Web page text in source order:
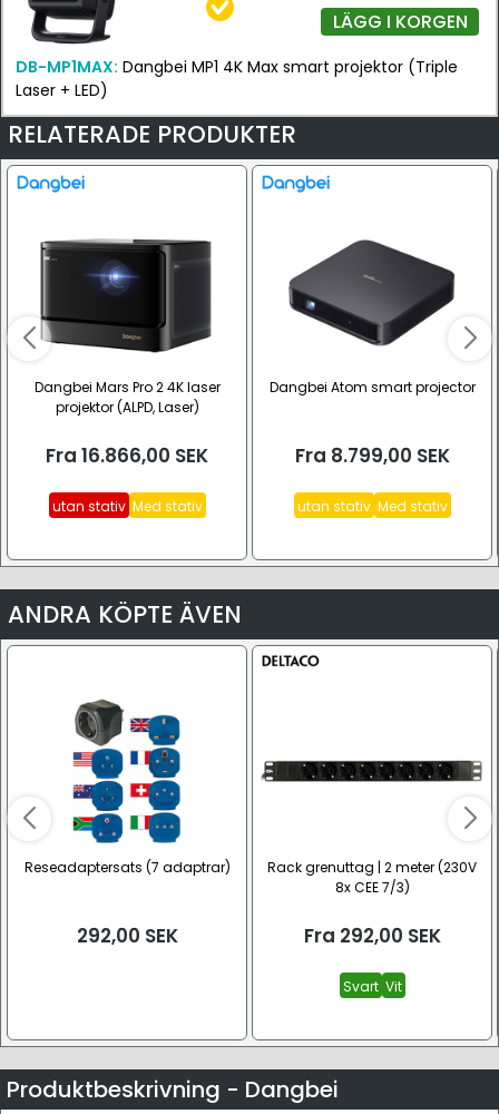
LÄGG I KORGEN
DB-MP1MAX: Dangbei MP1 4K Max smart projektor (Triple
Laser + LED)
RELATERADE PRODUKTER
Dangbei Mars Pro 2 4K laser
projektor (ALPD, Laser)
Fra 16.866,00 SEK
utan stativ Med stativ
Dangbei Atom smart projector
Fra 8.799,00 SEK
utan stativ Med stativ
ANDRA KÖPTE ÄVEN
Reseadaptersats (7 adaptrar)
292,00 SEK
Rack grenuttag | 2 meter (230V
8x CEE 7/3)
Fra 292,00 SEK
Svart Vit
Produktbeskrivning - Dangbei